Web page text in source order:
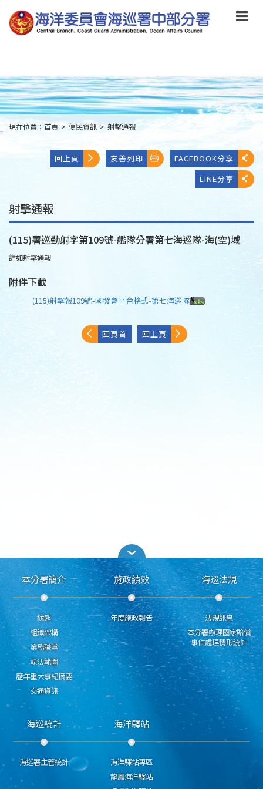
到
主
要
to
main
content
:::
現在位置： 首頁 > 便民資訊 > 射擊通報
回上頁 友善列印
FACEBOOK分享
LINE分享
射擊通報
(115)署巡勤射字第109號-艦隊分署第七海巡隊-海(空)域
詳如射擊通報
附件下載
(115)射擊報109號-國發會平台格式-第七海巡隊
回頁首 回上頁
本分署簡介
緣起
組織架構
業務職掌
執法範圍
歷年重大事紀摘要
交通資訊
施政績效
年度施政報告
海巡法規
法規訊息
本分署辦理國家賠償
事件處理情形統計
海巡統計
海巡署主管統計
海洋驛站
海洋驛站專區
龍鳳海洋驛站